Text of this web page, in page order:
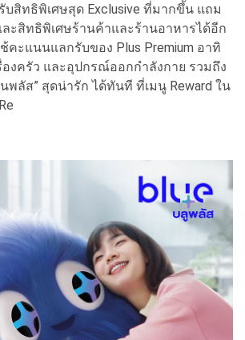
บสิทธิพิเศษสุด Exclusive ที่มากขึ้น แถม
ะสิทธิพิเศษร้านค้าและร้านอาหารได้อีก
คะแนนแลกรับของ Plus Premium อาทิ
องครัว และอุปกรณ์ออกกำลังกาย รวมถึง
พลัส” สุดน่ารัก ได้ทันที ที่เมนู Reward ใน